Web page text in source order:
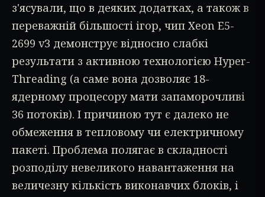
з'ясували, що в деяких додатках, а також в
переважній більшості ігор, чип Xeon E5-
2699 v3 демонструє відносно слабкі
результати з активною технологією Hyper-
Threading (а саме вона дозволяє 18-
ядерному процесору мати запаморочливі
36 потоків). І причиною тут є далеко не
обмеження в тепловому чи електричному
пакеті. Проблема полягає в складності
розподілу невеликого навантаження на
величезну кількість виконавчих блоків, і